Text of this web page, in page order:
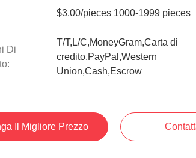
$3.00/pieces 1000-1999 pieces
Di
T/T,L/C,MoneyGram,Carta di
credito,PayPal,Western
Union,Cash,Escrow
Il Migliore Prezzo